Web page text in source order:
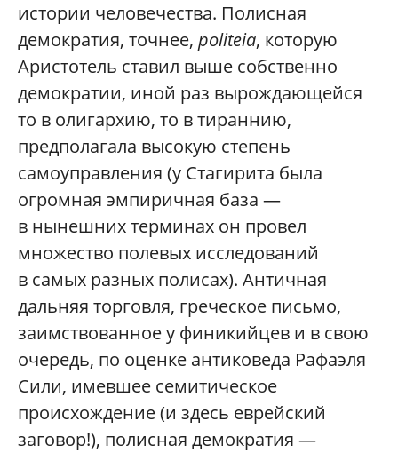
истории человечества. Полисная
демократия, точнее, politeia, которую
Аристотель ставил выше собственно
демократии, иной раз вырождающейся
то в олигархию, то в тираннию,
предполагала высокую степень
самоуправления (у Стагирита была
огромная эмпиричная база —
в нынешних терминах он провел
множество полевых исследований
в самых разных полисах). Античная
дальняя торговля, греческое письмо,
заимствованное у финикийцев и в свою
очередь, по оценке антиковеда Рафаэля
Сили, имевшее семитическое
происхождение (и здесь еврейский
заговор!), полисная демократия —